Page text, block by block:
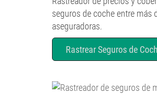
seguros de coche entre más
aseguradoras.
Rastrear Seguros de